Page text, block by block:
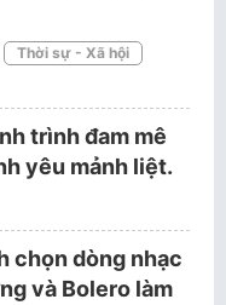
Thời sự - Xã hội
trình đam mê
yêu mảnh liệt.
chọn dòng nhạc
và Bolero làm